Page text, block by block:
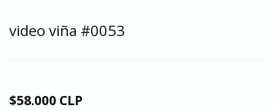
video viña #0053
$58.000 CLP